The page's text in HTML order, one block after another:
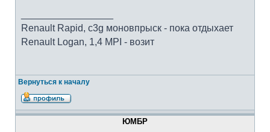
Renault Rapid, c3g моновпрыск - пока отдыхает
Renault Logan, 1,4 MPI - возит
Вернуться к началу
ЮМБР